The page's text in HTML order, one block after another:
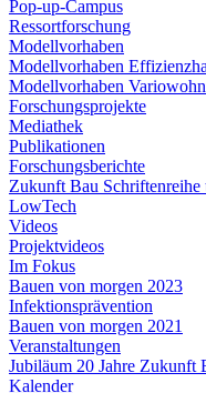
Pop-up-Campus
Ressortforschung
Modellvorhaben
Modellvorhaben
Modellvorhaben
Forschungsprojekte
Mediathek
Publikationen
Forschungsberichte
Zukunft Bau
LowTech
Videos
Projektvideos
Im Fokus
Bauen von morgen 2023
Infektionsprävention
Bauen von morgen 2021
Veranstaltungen
Jubiläum 20 Jahre Zukunft
Kalender